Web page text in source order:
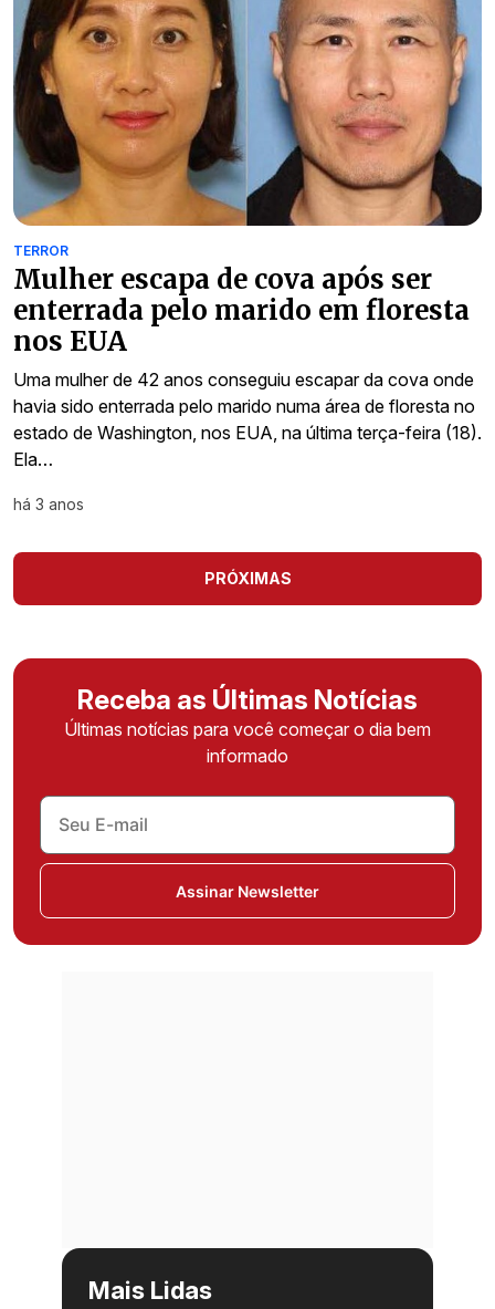
TERROR
Mulher escapa de cova após ser
enterrada pelo marido em floresta
nos EUA
Uma mulher de 42 anos conseguiu escapar da cova onde
havia sido enterrada pelo marido numa área de floresta no
estado de Washington, nos EUA, na última terça-feira (18).
Ela…
há 3 anos
PRÓXIMAS
Receba as Últimas Notícias
Últimas notícias para você começar o dia bem
informado
Assinar Newsletter
Mais Lidas